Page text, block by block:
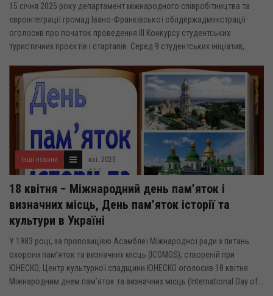
15 січня 2025 року департамент міжнародного співробітництва та
євроінтеграції громад Івано-Франківської облдержадміністрації
оголосив про початок проведення ІІІ Конкурсу студентських
туристичних проєктів і стартапів. Серед 9 студентських ініціатив,...
Інші новини кві. 2023
18 квітня − Міжнародний день пам’яток і
визначних місць, День пам’яток історії та
культури в Україні
У 1983 році, за пропозицією Асамблеї Міжнародної ради з питань
охорони пам’яток та визначних місць (ICOMOS), створеній при
ЮНЕСКО, Центр культурної спадщини ЮНЕСКО оголосив 18 квітня
Міжнародним днем пам’яток та визначних місць (International Day of...